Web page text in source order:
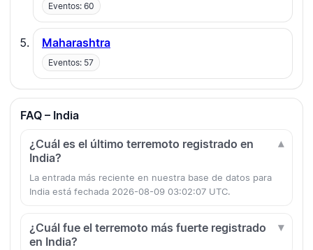
Eventos: 60
Maharashtra
Eventos: 57
FAQ – India
¿Cuál es el último terremoto registrado en
India?
La entrada más reciente en nuestra base de datos para
India está fechada 2026-08-09 03:02:07 UTC.
¿Cuál fue el terremoto más fuerte registrado
en India?